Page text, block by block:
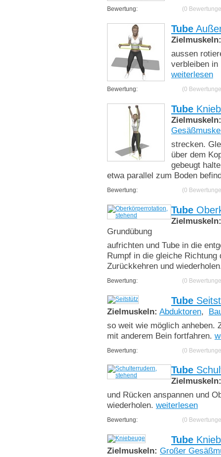
Bewertung: (0
Tube
Zielmuskeln:
aussen
verbleiben in
weiterlesen
Bewertung: (0
Tube
Zielmuskeln:
strecken.
über dem
gebeugt
etwa parallel zum Boden
Bewertung: (0
Tube
Zielmuskeln:
Grundübung
aufrichten und Tube in die
Rumpf in die gleiche
Zurückkehren und
Bewertung: (0
Tube
Zielmuskeln: Abduktoren,
so weit wie möglich anheben.
mit anderem Bein fortfahren.
Bewertung: (0
Tube
Zielmuskeln:
und Rücken anspannen und
wiederholen. weiterlesen
Bewertung: (0
Tube
Zielmuskeln: Großer